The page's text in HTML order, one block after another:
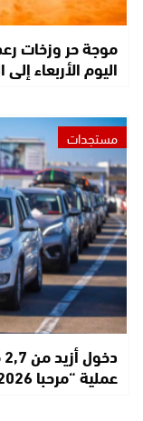
موجة حر وزخات
اليوم الأربعاء
مستجدات
عملية “مرحبا 2026”